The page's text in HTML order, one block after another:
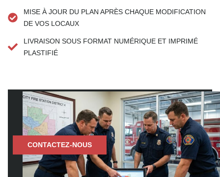
MISE À JOUR DU PLAN APRÈS CHAQUE MODIFICATION
DE VOS LOCAUX
LIVRAISON SOUS FORMAT NUMÉRIQUE ET IMPRIMÉ
PLASTIFIÉ
BESOIN D’UNE SOLUTION RAPIDE ?
CONTACTEZ-NOUS